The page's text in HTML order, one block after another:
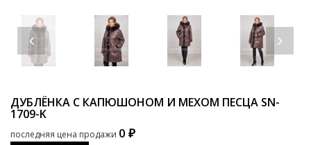
ДУБЛЁНКА С КАПЮШОНОМ И МЕХОМ ПЕСЦА SN-
1709-K
последняя цена продажи 0 ₽